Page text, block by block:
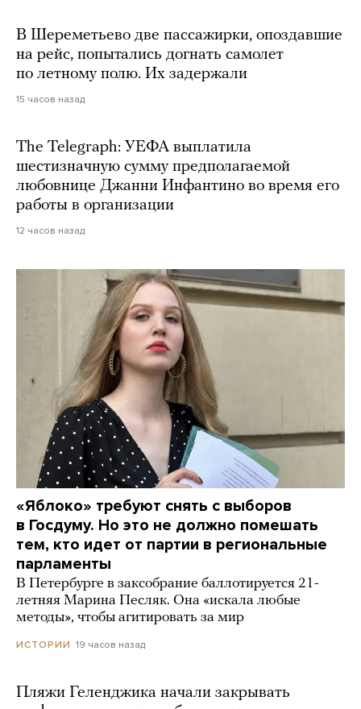
В Шереметьево две пассажирки, опоздавшие
на рейс, попытались догнать самолет
по летному полю. Их задержали
15 часов назад
The Telegraph: УЕФА выплатила
шестизначную сумму предполагаемой
любовнице Джанни Инфантино во время его
работы в организации
12 часов назад
«Яблоко» требуют снять с выборов
в Госдуму. Но это не должно помешать
тем, кто идет от партии в региональные
парламенты
В Петербурге в заксобрание баллотируется 21-
летняя Марина Песляк. Она «искала любые
методы», чтобы агитировать за мир
ИСТОРИИ 19 часов назад
Пляжи Геленджика начали закрывать